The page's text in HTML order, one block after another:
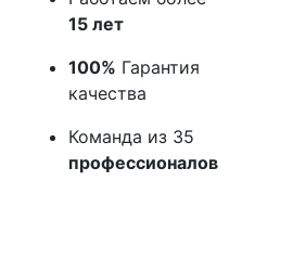
15 лет
100% Гарантия
качества
Команда из 35
профессионалов